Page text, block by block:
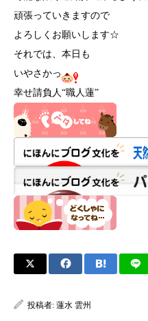
頑張っていきますので
よろしくお願いします☆
それでは、本日も
いやさかっ
幸せ請負人“職人蓮”
投稿者: 蓮水 雲州